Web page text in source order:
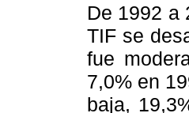
De 1992 a
TIF se
fue
7,0% en
baja,